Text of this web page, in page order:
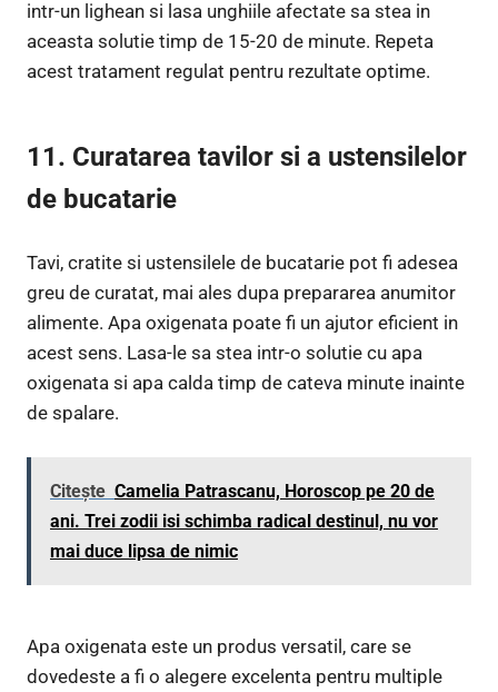
intr-un lighean si lasa unghiile afectate sa stea in
aceasta solutie timp de 15-20 de minute. Repeta
acest tratament regulat pentru rezultate optime.
11. Curatarea tavilor si a ustensilelor
de bucatarie
Tavi, cratite si ustensilele de bucatarie pot fi adesea
greu de curatat, mai ales dupa prepararea anumitor
alimente. Apa oxigenata poate fi un ajutor eficient in
acest sens. Lasa-le sa stea intr-o solutie cu apa
oxigenata si apa calda timp de cateva minute inainte
de spalare.
Citește Camelia Patrascanu, Horoscop pe 20 de
ani. Trei zodii isi schimba radical destinul, nu vor
mai duce lipsa de nimic
Apa oxigenata este un produs versatil, care se
dovedeste a fi o alegere excelenta pentru multiple